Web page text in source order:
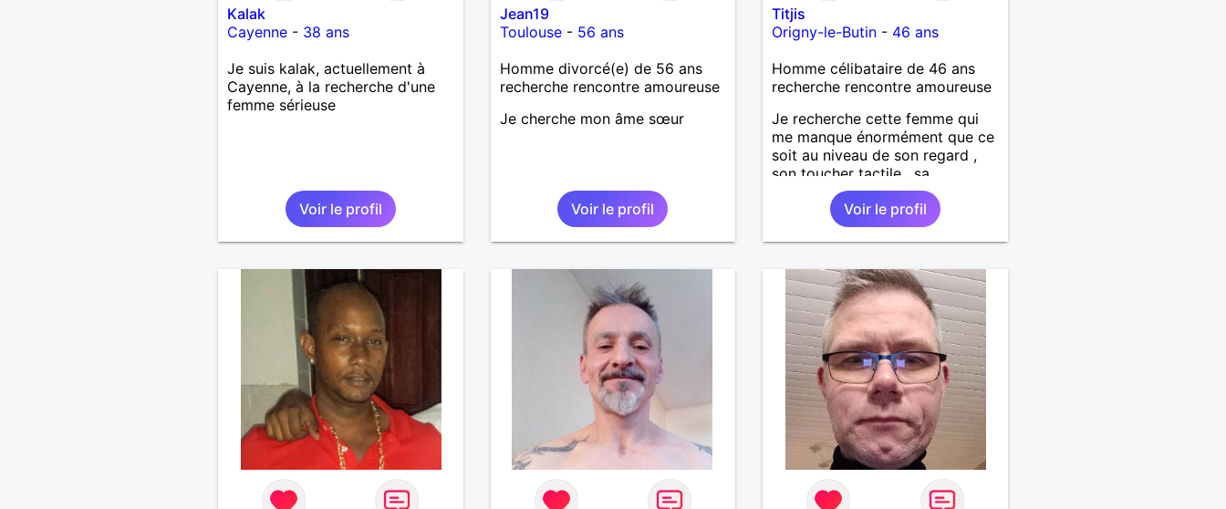
Kalak
Cayenne- 38 ans
Je suis kalak, actuellement à
Cayenne, à la recherche d'une
femme sérieuse
Voir le profil
Jean19
Toulouse- 56 ans
Homme divorcé(e) de 56 ans
recherche rencontre amoureuse
Je cherche mon âme sœur
Voir le profil
Titjis
Origny-le-Butin - 46 ans
Homme célibataire de 46 ans
recherche rencontre amoureuse
Je recherche cette femme qui
me manque énormément que ce
soit au niveau de son regard ,
son toucher tactile , sa
simplicité , sa douceur bref tout
ces défauts et ses qualités pour
une relation pérenne
Voir le profil